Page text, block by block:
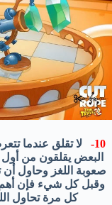
10-
لا تقلق عندما
البعض يقلقون من أول
صعوبة اللغز وحاول أن
وقبل كل شيء فإن أهم
كل مرة تحاول